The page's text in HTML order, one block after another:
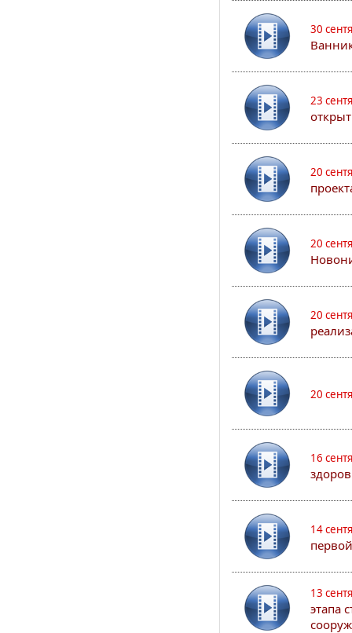
30
23
20
20
20
20
16
14
13
этапа